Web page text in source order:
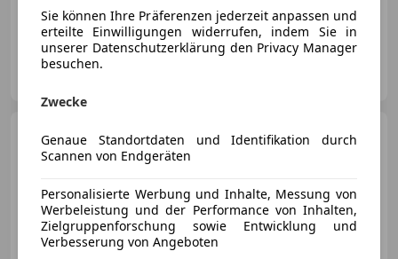
Auto Harry
SEAT Ibiza Ibiza SportCoupé
Chili 1,2 Chili
€ 5 990
Sie können Ihre Präferenzen jederzeit anpassen und
erteilte Einwilligungen widerrufen, indem Sie in
unserer Datenschutzerklärung den Privacy Manager
besuchen.
Zwecke
Genaue Standortdaten und Identifikation durch
Scannen von Endgeräten
Personalisierte Werbung und Inhalte, Messung von
Werbeleistung und der Performance von Inhalten,
Zielgruppenforschung sowie Entwicklung und
Verbesserung von Angeboten